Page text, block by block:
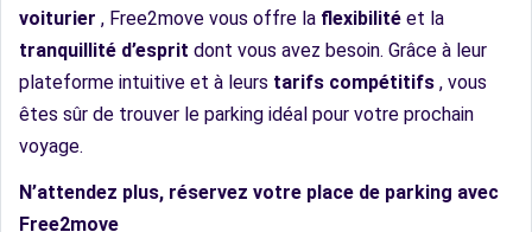
voiturier , Free2move vous offre la flexibilité et la
tranquillité d’esprit dont vous avez besoin. Grâce à leur
plateforme intuitive et à leurs tarifs compétitifs , vous
êtes sûr de trouver le parking idéal pour votre prochain
voyage.
N’attendez plus, réservez votre place de parking avec
Free2move